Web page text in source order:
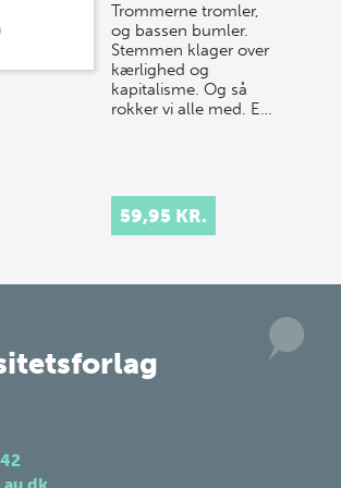
Trommerne tromler,
og bassen bumler.
Stemmen klager over
kærlighed og
kapitalisme. Og så
rokker vi alle med. E…
59,95 KR.